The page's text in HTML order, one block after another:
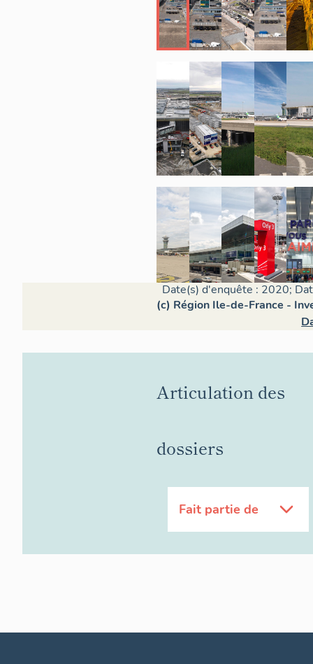
Date(s) d'enquête : 2020;
(c) Région Ile-de-France -
Articulation des
dossiers
Fait partie de